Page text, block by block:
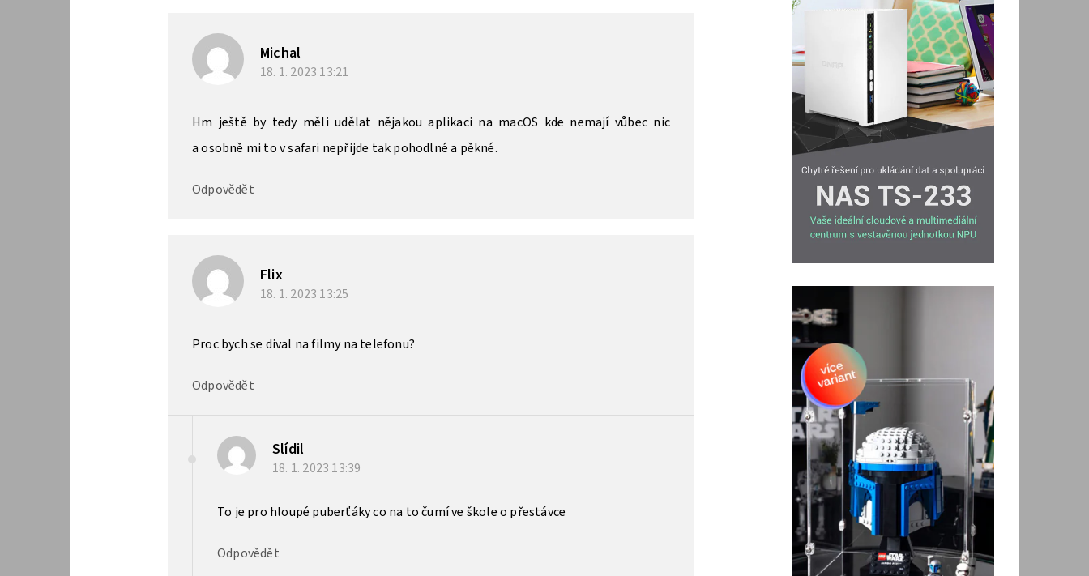
Michal
18. 1. 2023 13:21
Hm ještě by tedy měli udělat nějakou aplikaci na macOS kde nemají vůbec nic
a osobně mi to v safari nepřijde tak pohodlné a pěkné.
Odpovědět
Flix
18. 1. 2023 13:25
Proc bych se dival na filmy na telefonu?
Odpovědět
Slídil
18. 1. 2023 13:39
To je pro hloupé puberťáky co na to čumí ve škole o přestávce
Odpovědět